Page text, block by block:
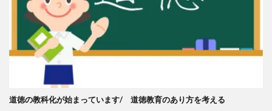
道徳の教科化が始まっています/ 道徳教育のあり方を考える